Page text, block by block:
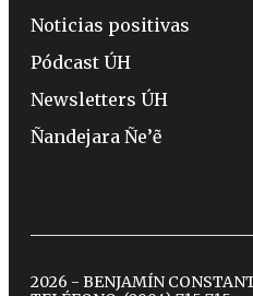
Noticias positivas
Pódcast ÚH
Newsletters ÚH
Ñandejara Ñe’ẽ
2026 - BENJAMÍN